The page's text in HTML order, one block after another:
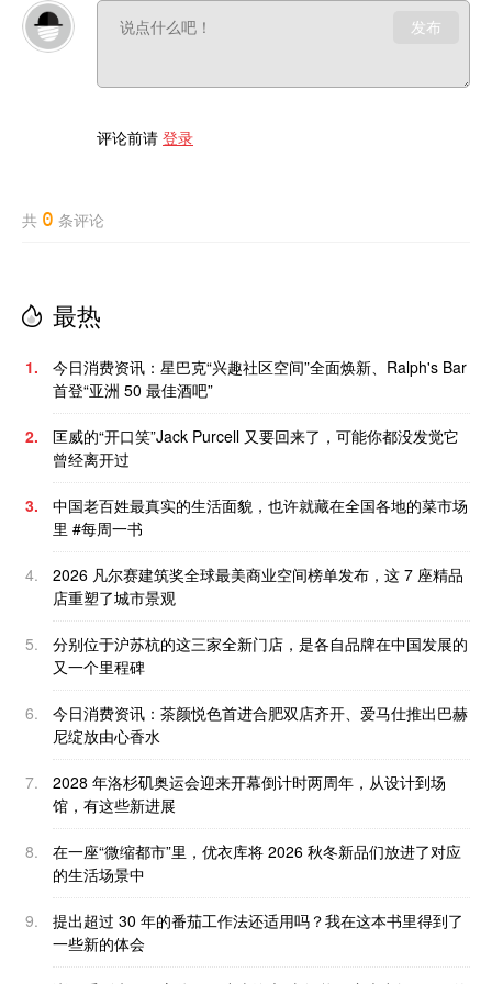
发布
评论前请 登录
共 0 条评论
最热
1.
今日消费资讯：星巴克“兴趣社区空间”全面焕新、Ralph's Bar
首登“亚洲 50 最佳酒吧”
2.
匡威的“开口笑”Jack Purcell 又要回来了，可能你都没发觉它
曾经离开过
3.
中国老百姓最真实的生活面貌，也许就藏在全国各地的菜市场
里 #每周一书
4.
2026 凡尔赛建筑奖全球最美商业空间榜单发布，这 7 座精品
店重塑了城市景观
5.
分别位于沪苏杭的这三家全新门店，是各自品牌在中国发展的
又一个里程碑
6.
今日消费资讯：茶颜悦色首进合肥双店齐开、爱马仕推出巴赫
尼绽放由心香水
7.
2028 年洛杉矶奥运会迎来开幕倒计时两周年，从设计到场
馆，有这些新进展
8.
在一座“微缩都市”里，优衣库将 2026 秋冬新品们放进了对应
的生活场景中
9.
提出超过 30 年的番茄工作法还适用吗？我在这本书里得到了
一些新的体会